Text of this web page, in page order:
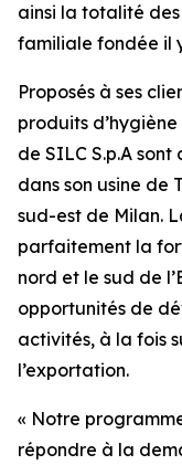
ainsi la totalité
familiale fondée il
Proposés à ses
produits
de SILC S.p.A
dans son usine de
sud-est de Milan.
parfaitement la
nord et le sud de
opportunités de
activités, à la fois
l’exportation.
« Notre
répondre à la